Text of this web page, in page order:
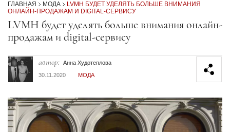
ГЛАВНАЯ МОДА
LVMH БУДЕТ УДЕЛЯТЬ БОЛЬШЕ ВНИМАНИЯ
ОНЛАЙН-ПРОДАЖАМ И DIGITAL-СЕРВИСУ
Секция статей
LVMH будет уделять больше внимания онлайн-
продажам и digital-сервису
автор: Анна Худотеплова
30.11.2020
МОДА